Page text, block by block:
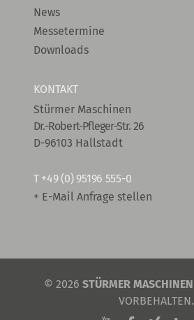
News
Messetermine
Downloads
KONTAKT
Stürmer Maschinen
Dr.-Robert-Pfleger-Str. 26
D-96103 Hallstadt
T +49 (0) 95196 555-0
+ E-Mail Anfrage stellen
© 2026 STÜRMER MASCHINEN
VORBEHALTEN.